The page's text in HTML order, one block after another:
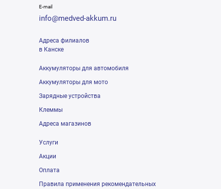
E-mail
info@medved-akkum.ru
Адреса филиалов
в Канске
Аккумуляторы для автомобиля
Аккумуляторы для мото
Зарядные устройства
Клеммы
Адреса магазинов
Услуги
Акции
Оплата
Правила применения рекомендательных